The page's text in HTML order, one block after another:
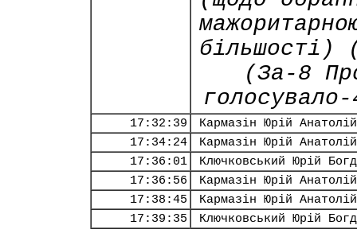
більшості)
(За-8
17:32:39
Кармазін Юрій
17:34:24
Кармазін Юрій
17:36:01
Ключковський Юрій
17:36:56
Кармазін Юрій
17:38:45
Кармазін Юрій
17:39:35
Ключковський Юрій